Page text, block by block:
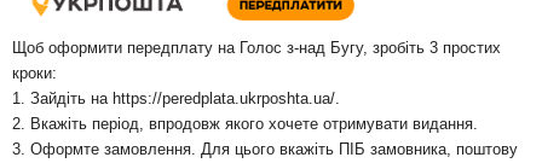
Щоб оформити передплату на Голос з-над Бугу, зробіть 3 простих
кроки:
1. Зайдіть на https://peredplata.ukrposhta.ua/
2. Вкажіть період, впродовж якого хочете отримувати видання.
3. Оформте замовлення. Для цього вкажіть ПІБ замовника, поштову